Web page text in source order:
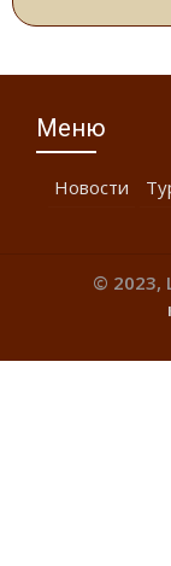
Меню
Новости
© 2023,